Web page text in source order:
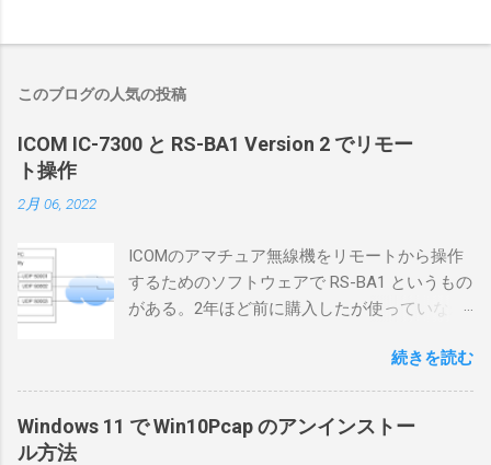
このブログの人気の投稿
ICOM IC-7300 と RS-BA1 Version 2 でリモー
ト操作
2月 06, 2022
ICOMのアマチュア無線機をリモートから操作
するためのソフトウェアで RS-BA1 というもの
がある。2年ほど前に購入したが使っていなか
としているので、リモートから操作できる無
線局構築のために、真面目に使ってみること
にした。 市販のソフトウェアだから簡単に動
くだろうと思ったのだが、ちっともそんなに
続きを読む
Windows 11 で Win10Pcap のアンインストー
ル方法